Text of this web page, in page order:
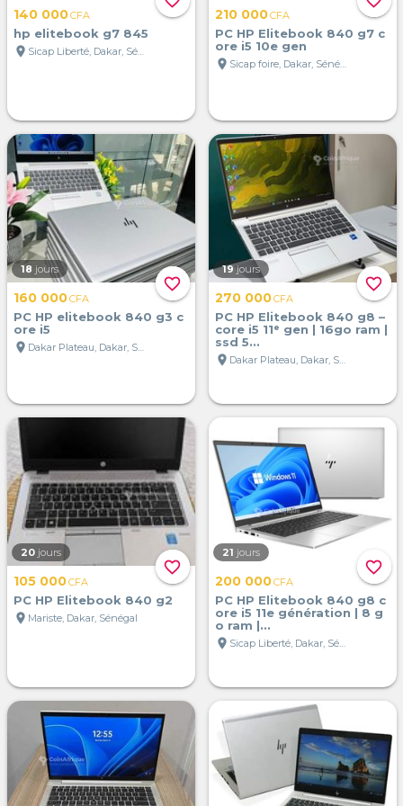
140 000CFA
hp elitebook g7 845
location_on
Sicap Liberté, Dakar, Sénégal
210 000CFA
PC HP Elitebook 840 g7 c
ore i5 10e gen
location_on
Sicap foire, Dakar, Sénégal
favorite_border
18 jours
160 000CFA
PC HP elitebook 840 g3 c
ore i5
location_on
Dakar Plateau, Dakar, Sénégal
favorite_border
19 jours
270 000CFA
PC HP Elitebook 840 g8 –
core i5 11ᵉ gen | 16go ram |
ssd 5...
location_on
Dakar Plateau, Dakar, Sénégal
favorite_border
20 jours
105 000CFA
PC HP Elitebook 840 g2
location_on Mariste, Dakar, Sénégal
favorite_border
21 jours
200 000CFA
PC HP Elitebook 840 g8 c
ore i5 11e génération | 8 g
o ram |...
location_on
Sicap Liberté, Dakar, Sénégal